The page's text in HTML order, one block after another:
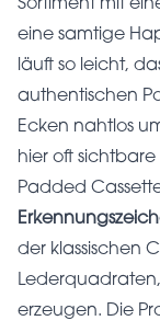
Sortiment mit
eine samtige
läuft so leicht,
authentischen
Ecken nahtlos
hier oft
Padded
der klassischen
erzeugen. Die